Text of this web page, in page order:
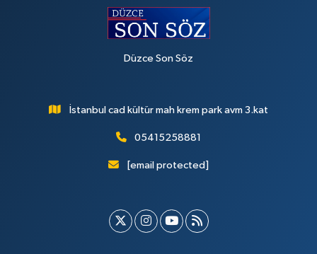
Düzce Son Söz
İstanbul cad kültür mah krem park avm 3.kat
05415258881
[email protected]